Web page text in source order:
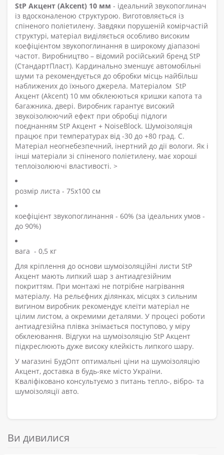
StP Акцент (Akcent) 10 мм - ідеальний звукопоглинач
із вдосконаленою структурою. Виготовляється із
спіненого поліетилену. Завдяки порушеній комірчастій
структурі, матеріал виділяється особливо високим
коефіцієнтом звукопоглинання в широкому діапазоні
частот. Виробництво – відомий російський бренд StP
(СтандартПласт). Кардинально зменшує автомобільні
шуми та рекомендується до обробки місць найбільш
наближених до їхнього джерела. Матеріалом StP
Акцент (Akcent) 10 мм обклеюються кришки капота та
багажника, двері. Виробник гарантує високий
звукоізолюючий ефект при обробці підлоги
поєднанням StP Акцент + NoiseBlock. Шумоізоляція
працює при температурах від -30 до +80 град. С.
Матеріал неогнебезпечний, інертний до дії вологи. Як і
інші матеріали зі спіненого поліетилену, має хороші
теплоізолюючі властивості. >
розмір листа - 75х100 см
коефіцієнт звукопоглинання - 60% (за ідеальних умов -
до 90%)
вага - 0,5 кг
Для кріплення до основи шумоізоляційні листи StP
Акцент мають липкий шар з антиадгезійним
покриттям. При монтажі не потрібне нагрівання
матеріалу. На рельєфних ділянках, місцях з сильним
вигином виробник рекомендує клеїти матеріал не
цілим листом, а окремими деталями. У процесі роботи
антиадгезійна плівка знімається поступово, у міру
обклеювання. Відгуки на шумоізоляцію StP Акцент
підкреслюють дуже високу клейкість липкого шару.
У магазині БудОпт оптимальні ціни на шумоізоляцію
Акцент, доставка в будь-яке місто України.
Кваліфіковано консультуємо з питань тепло-, вібро- та
шумоізоляції авто.
Ви дивилися